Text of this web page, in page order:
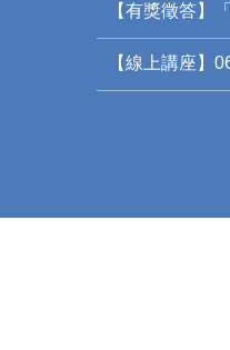
【有獎徵答】
【線上講座】06/30